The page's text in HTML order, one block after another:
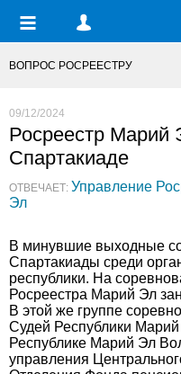
ВОПРОС РОСРЕЕСТРУ
09/12/2024
Росреестр Марий
Спартакиаде
ОТВЕЧАЕТ: Управление
Эл
В минувшие выходные
Спартакиады среди
республики. На
Росреестра Марий Эл
В этой же группе
Судей Республики
Республике Марий Эл
управления